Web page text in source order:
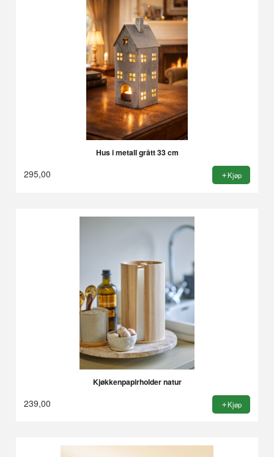
Hus i metall grått 33 cm
295,00 Kjøp
Kjøkkenpapirholder natur
239,00 Kjøp